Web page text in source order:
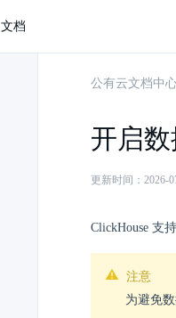
文档
公有云文档中
开启
更新时间：2026-
ClickHouse 支
注意
为避免